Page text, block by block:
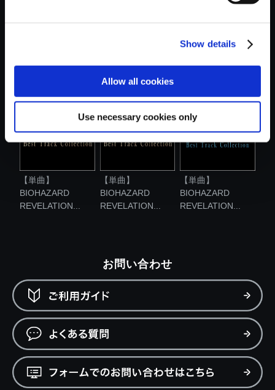
Show details
Allow all cookies
Use necessary cookies only
【単曲】
【単曲】
BIOHAZARD
REVELATION...
【単曲】
BIOHAZARD
REVELATION...
【単曲】
BIOHAZARD
REVELATION...
お問い合わせ